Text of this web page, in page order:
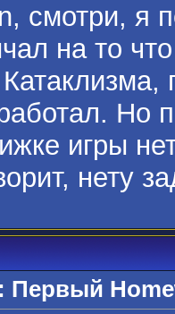
смотри, я
на то
Но
игры
нету
Первый